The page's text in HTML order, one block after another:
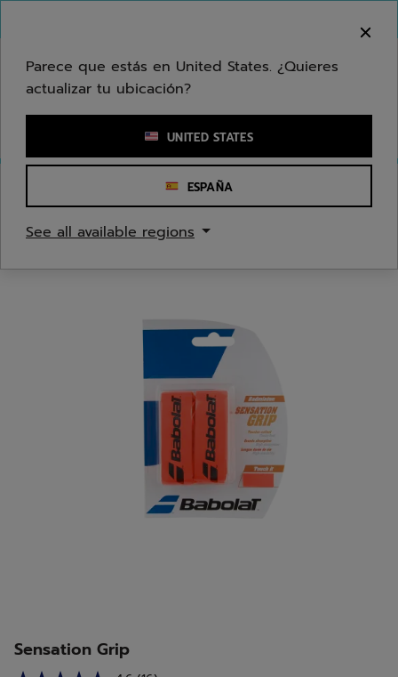
Ingresar una palabra clave o un número de artículo
Sensation Grip
Parece que estás en United States. ¿Quieres
actualizar tu ubicación?
UNITED STATES
ESPAÑA
See all available regions